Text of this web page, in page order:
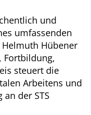
und
umfassenden
Helmuth Hübener
Fortbildung,
steuert die
Arbeitens und
der STS